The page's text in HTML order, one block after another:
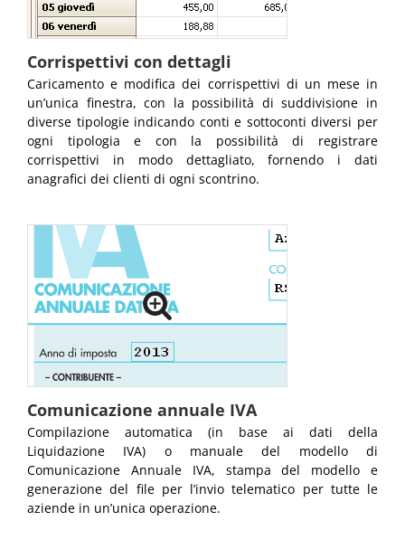
Corrispettivi con dettagli
Caricamento e modifica dei corrispettivi di un mese in
un’unica finestra, con la possibilità di suddivisione in
diverse tipologie indicando conti e sottoconti diversi per
ogni tipologia e con la possibilità di registrare
corrispettivi in modo dettagliato, fornendo i dati
anagrafici dei clienti di ogni scontrino.
Comunicazione annuale IVA
Compilazione automatica (in base ai dati della
Liquidazione IVA) o manuale del modello di
Comunicazione Annuale IVA, stampa del modello e
generazione del file per l’invio telematico per tutte le
aziende in un’unica operazione.